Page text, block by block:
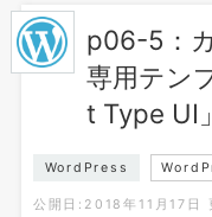
p06-5：
専用テン
t Type UI」
WordPress
公開日:2018年11月17日